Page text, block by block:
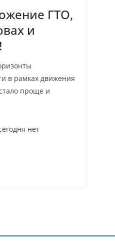
ГТО,
и
в рамках движения
проще и
нет